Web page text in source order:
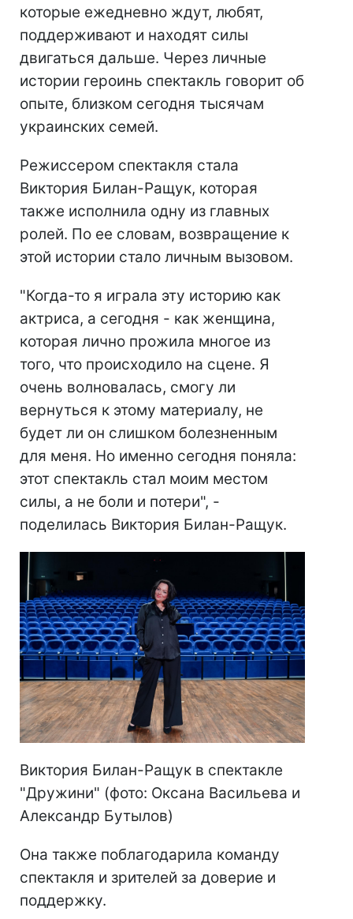
которые ежедневно ждут, любят,
поддерживают и находят силы
двигаться дальше. Через личные
истории героинь спектакль говорит об
опыте, близком сегодня тысячам
украинских семей.
Режиссером спектакля стала
Виктория Билан-Ращук, которая
также исполнила одну из главных
ролей. По ее словам, возвращение к
этой истории стало личным вызовом.
"Когда-то я играла эту историю как
актриса, а сегодня - как женщина,
которая лично прожила многое из
того, что происходило на сцене. Я
очень волновалась, смогу ли
вернуться к этому материалу, не
будет ли он слишком болезненным
для меня. Но именно сегодня поняла:
этот спектакль стал моим местом
силы, а не боли и потери", -
поделилась Виктория Билан-Ращук.
Виктория Билан-Ращук в спектакле
"Дружини" (фото: Оксана Васильева и
Александр Бутылов)
Она также поблагодарила команду
спектакля и зрителей за доверие и
поддержку.